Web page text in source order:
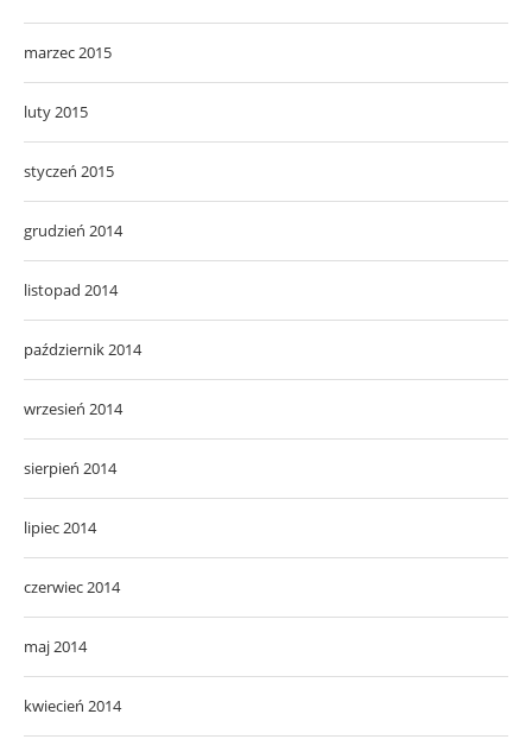
marzec 2015
luty 2015
styczeń 2015
grudzień 2014
listopad 2014
październik 2014
wrzesień 2014
sierpień 2014
lipiec 2014
czerwiec 2014
maj 2014
kwiecień 2014